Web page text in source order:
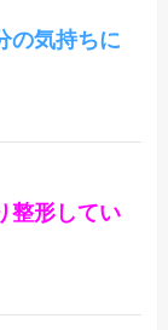
の気持ちに
整形してい